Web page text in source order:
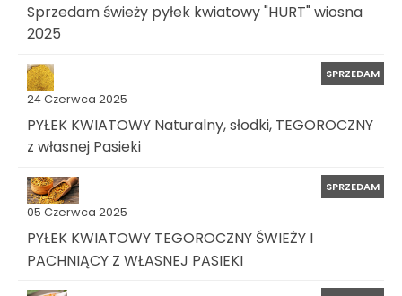
Sprzedam świeży pyłek kwiatowy "HURT" wiosna
2025
24 Czerwca 2025
SPRZEDAM
PYŁEK KWIATOWY Naturalny, słodki, TEGOROCZNY
z własnej Pasieki
05 Czerwca 2025
SPRZEDAM
PYŁEK KWIATOWY TEGOROCZNY ŚWIEŻY I
PACHNIĄCY Z WŁASNEJ PASIEKI